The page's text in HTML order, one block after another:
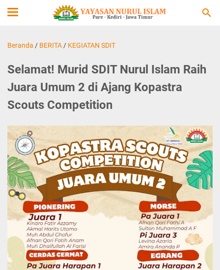
Beranda / BERITA / KEGIATAN SDIT
Selamat! Murid SDIT Nurul Islam Raih
Juara Umum 2 di Ajang Kopastra
Scouts Competition